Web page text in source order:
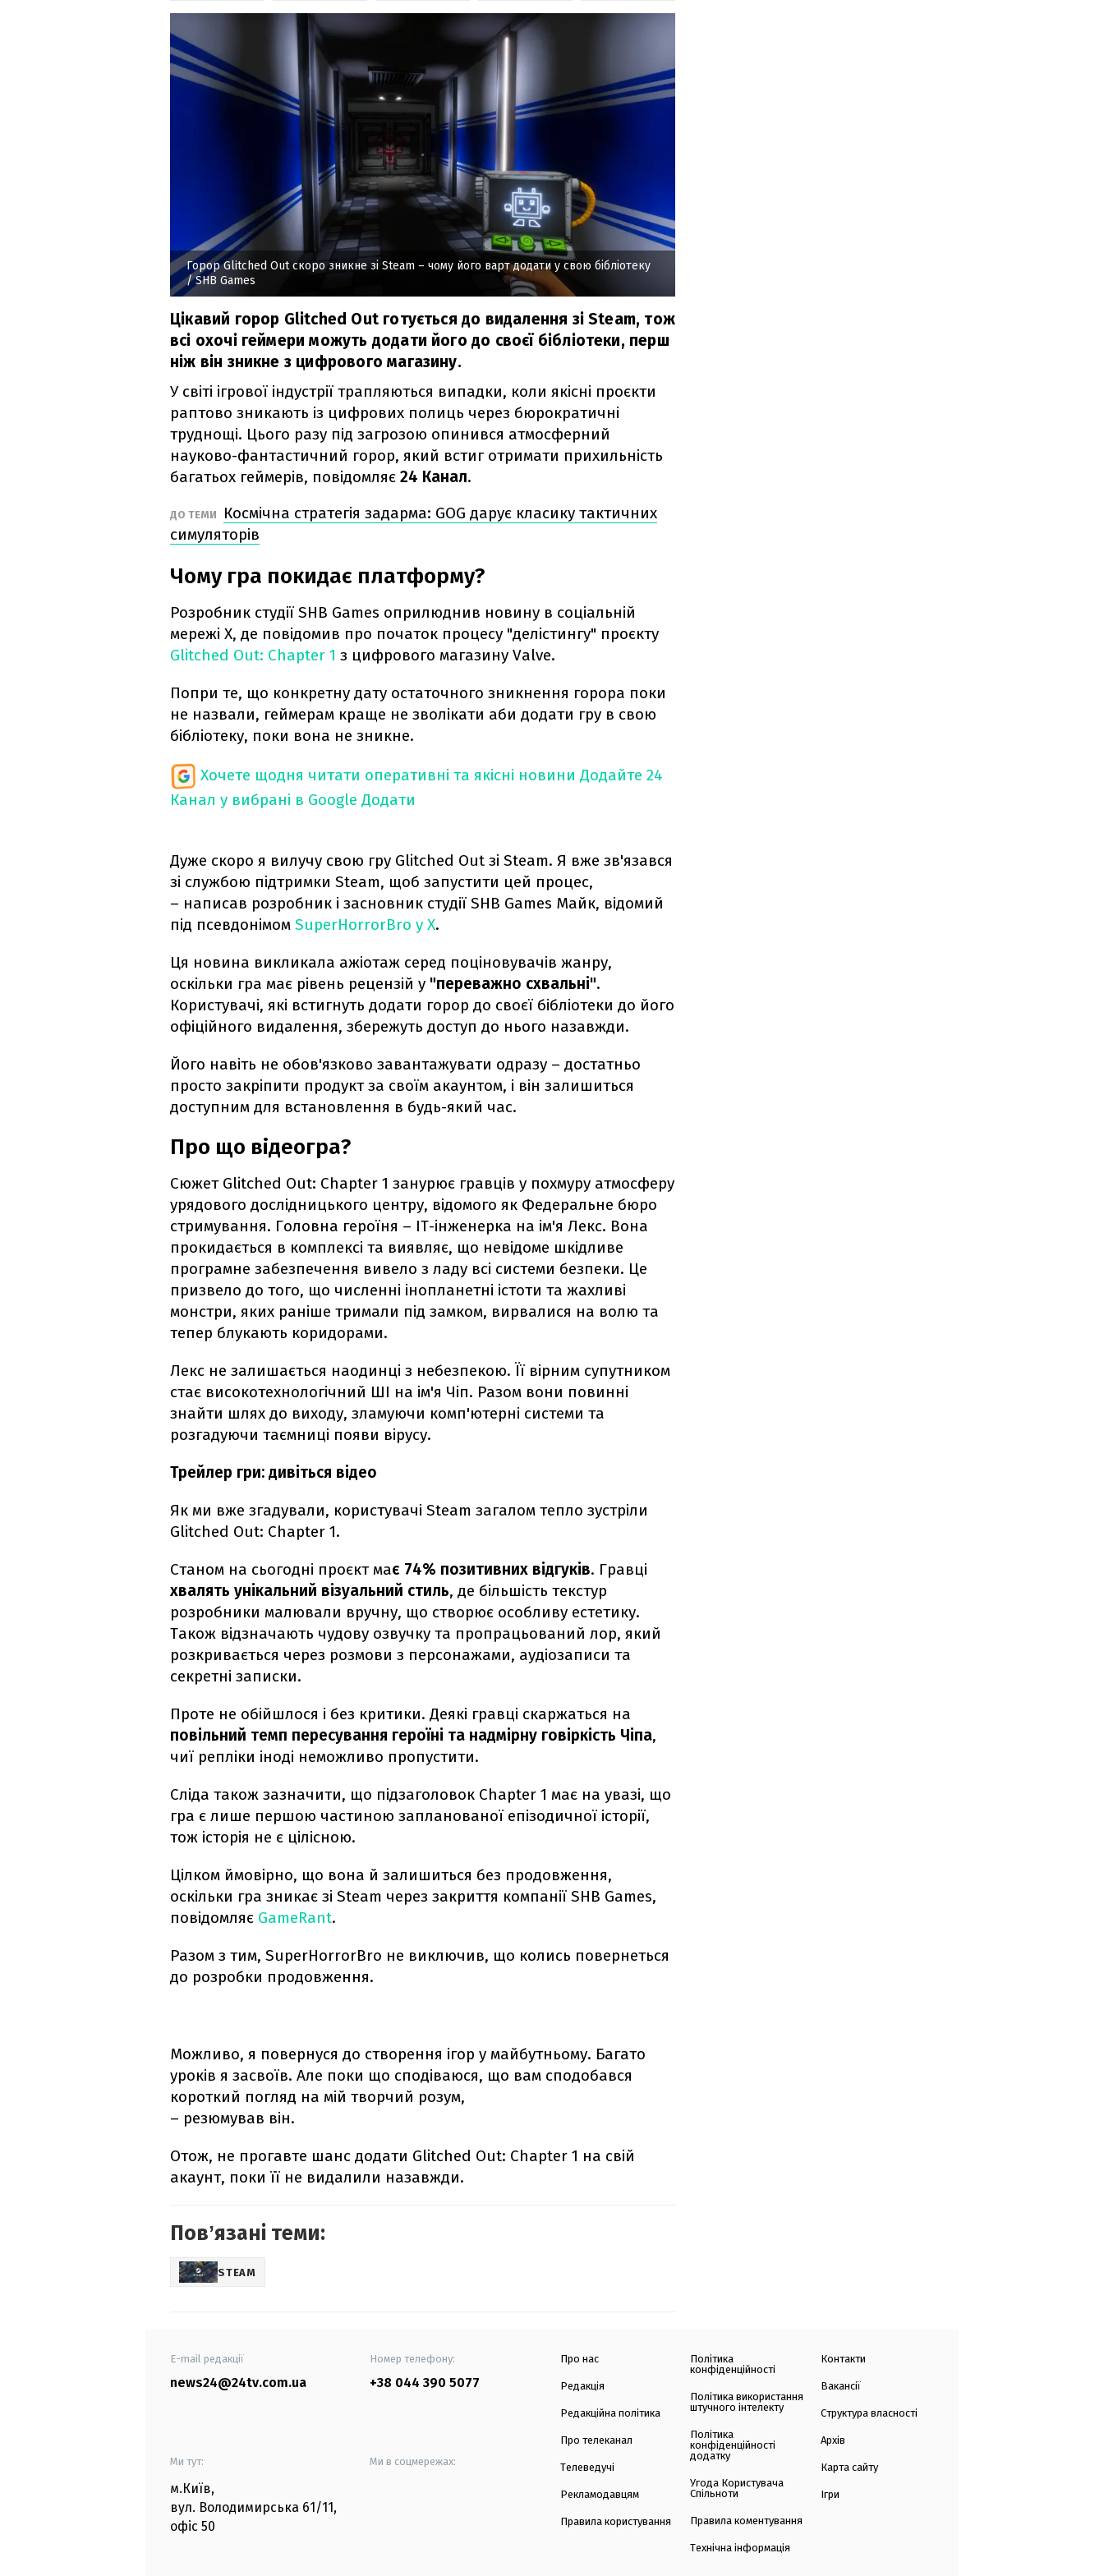
Горор Glitched Out скоро зникне зі Steam – чому його варт додати у свою бібліотеку
/ SHB Games
Цікавий горор Glitched Out готується до видалення зі Steam, тож
всі охочі геймери можуть додати його до своєї бібліотеки, перш
ніж він зникне з цифрового магазину.
У світі ігрової індустрії трапляються випадки, коли якісні проєкти
раптово зникають із цифрових полиць через бюрократичні
труднощі. Цього разу під загрозою опинився атмосферний
науково-фантастичний горор, який встиг отримати прихильність
багатьох геймерів, повідомляє 24 Канал.
ДО ТЕМИ
Космічна стратегія задарма: GOG дарує класику тактичних
симуляторів
Чому гра покидає платформу?
Розробник студії SHB Games оприлюднив новину в соціальній
мережі X, де повідомив про початок процесу "делістингу" проєкту
Glitched Out: Chapter 1 з цифрового магазину Valve.
Попри те, що конкретну дату остаточного зникнення горора поки
не назвали, геймерам краще не зволікати аби додати гру в свою
бібліотеку, поки вона не зникне.
Хочете щодня читати оперативні та якісні новини Додайте 24
Канал у вибрані в Google Додати
Дуже скоро я вилучу свою гру Glitched Out зі Steam. Я вже зв'язався
зі службою підтримки Steam, щоб запустити цей процес,
– написав розробник і засновник студії SHB Games Майк, відомий
під псевдонімом SuperHorrorBro у X.
Ця новина викликала ажіотаж серед поціновувачів жанру,
оскільки гра має рівень рецензій у "переважно схвальні".
Користувачі, які встигнуть додати горор до своєї бібліотеки до його
офіційного видалення, збережуть доступ до нього назавжди.
Його навіть не обов'язково завантажувати одразу – достатньо
просто закріпити продукт за своїм акаунтом, і він залишиться
доступним для встановлення в будь-який час.
Про що відеогра?
Сюжет Glitched Out: Chapter 1 занурює гравців у похмуру атмосферу
урядового дослідницького центру, відомого як Федеральне бюро
стримування. Головна героїня – ІТ-інженерка на ім'я Лекс. Вона
прокидається в комплексі та виявляє, що невідоме шкідливе
програмне забезпечення вивело з ладу всі системи безпеки. Це
призвело до того, що численні інопланетні істоти та жахливі
монстри, яких раніше тримали під замком, вирвалися на волю та
тепер блукають коридорами.
Лекс не залишається наодинці з небезпекою. Її вірним супутником
стає високотехнологічний ШІ на ім'я Чіп. Разом вони повинні
знайти шлях до виходу, зламуючи комп'ютерні системи та
розгадуючи таємниці появи вірусу.
Трейлер гри: дивіться відео
Як ми вже згадували, користувачі Steam загалом тепло зустріли
Glitched Out: Chapter 1.
Станом на сьогодні проєкт має 74% позитивних відгуків. Гравці
хвалять унікальний візуальний стиль, де більшість текстур
розробники малювали вручну, що створює особливу естетику.
Також відзначають чудову озвучку та пропрацьований лор, який
розкривається через розмови з персонажами, аудіозаписи та
секретні записки.
Проте не обійшлося і без критики. Деякі гравці скаржаться на
повільний темп пересування героїні та надмірну говіркість Чіпа,
чиї репліки іноді неможливо пропустити.
Сліда також зазначити, що підзаголовок Chapter 1 має на увазі, що
гра є лише першою частиною запланованої епізодичної історії,
тож історія не є цілісною.
Цілком ймовірно, що вона й залишиться без продовження,
оскільки гра зникає зі Steam через закриття компанії SHB Games,
повідомляє GameRant.
Разом з тим, SuperHorrorBro не виключив, що колись повернеться
до розробки продовження.
Можливо, я повернуся до створення ігор у майбутньому. Багато
уроків я засвоїв. Але поки що сподіваюся, що вам сподобався
короткий погляд на мій творчий розум,
– резюмував він.
Отож, не прогавте шанс додати Glitched Out: Chapter 1 на свій
акаунт, поки її не видалили назавжди.
Повʼязані теми:
STEAM
E-mail редакції
news24@24tv.com.ua
Номер телефону:
+38 044 390 5077
Ми тут:
м.Київ,
вул. Володимирська 61/11,
офіс 50
Ми в соцмережах:
Про нас
Редакція
Редакційна політика
Про телеканал
Телеведучі
Рекламодавцям
Правила користування
Політика
конфіденційності
Політика використання
штучного інтелекту
Політика
конфіденційності
додатку
Угода Користувача
Спільноти
Правила коментування
Технічна інформація
Контакти
Вакансії
Структура власності
Архів
Карта сайту
Ігри